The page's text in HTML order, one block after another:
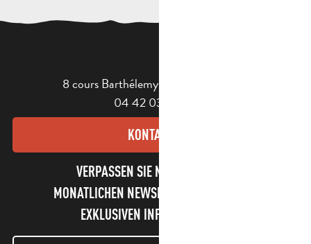
8 cours Barthélemy - 13400 Aubagne
04 42 03 49 98
KONTAKT
VERPASSEN SIE NICHT UNSEREN
MONATLICHEN NEWSLETTER UND UNSERE
EXKLUSIVEN INFORMATIONEN!